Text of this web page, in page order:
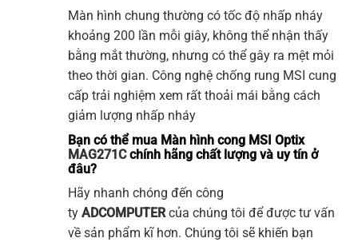
Màn hình chung thường có tốc độ nhấp nháy
khoảng 200 lần mỗi giây, không thể nhận thấy
bằng mắt thường, nhưng có thể gây ra mệt mỏi
theo thời gian. Công nghệ chống rung MSI cung
cấp trải nghiệm xem rất thoải mái bằng cách
giảm lượng nhấp nháy
Bạn có thể mua Màn hình cong MSI Optix
MAG271Cchính hãng chất lượng và uy tín ở
đâu?
Hãy nhanh chóng đến công
ty ADCOMPUTERcủa chúng tôi để được tư vấn
về sản phẩm kĩ hơn. Chúng tôi sẽ khiến bạn